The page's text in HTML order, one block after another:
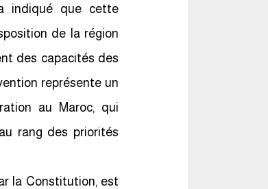
indiqué que cette
de la région
des capacités des
représente un
au Maroc, qui
rang des priorités
la Constitution, est